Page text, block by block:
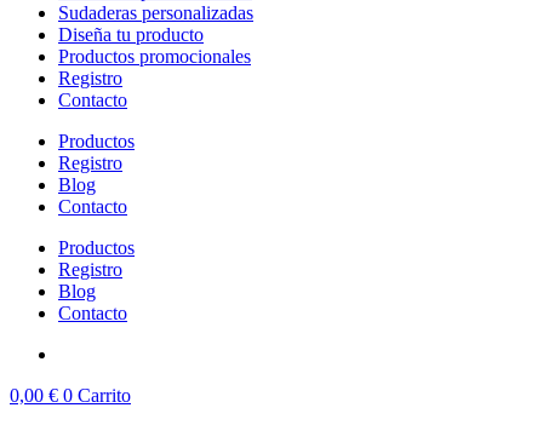
Sudaderas personalizadas
Diseña tu producto
Productos promocionales
Registro
Contacto
Productos
Registro
Blog
Contacto
Productos
Registro
Blog
Contacto
0,00 € 0 Carrito